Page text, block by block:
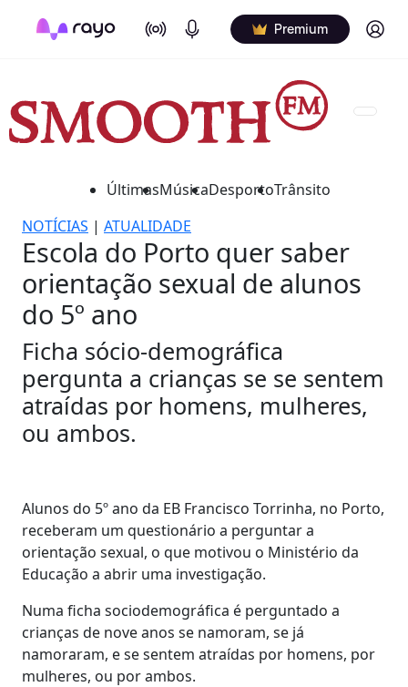
On Air Podcasts Premium Log in
ÚltimasMúsicaDesportoTrânsito
NOTÍCIAS | ATUALIDADE
Escola do Porto quer saber
orientação sexual de alunos
do 5º ano
Ficha sócio-demográfica
pergunta a crianças se se sentem
atraídas por homens, mulheres,
ou ambos.
Alunos do 5º ano da EB Francisco Torrinha, no Porto,
receberam um questionário a perguntar a
orientação sexual, o que motivou o Ministério da
Educação a abrir uma investigação.
Numa ficha sociodemográfica é perguntado a
crianças de nove anos se namoram, se já
namoraram, e se sentem atraídas por homens, por
mulheres, ou por ambos.